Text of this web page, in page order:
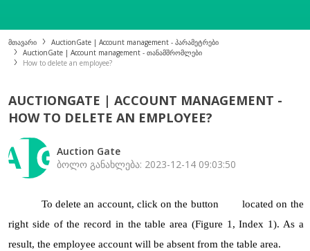
მთავარი
AuctionGate | Account management - პარამეტრები
AuctionGate | Account management - თანამშრომლები
How to delete an employee?
AUCTIONGATE | ACCOUNT MANAGEMENT -
HOW TO DELETE AN EMPLOYEE?
Auction Gate
ბოლო განახლება: 2023-12-14 09:03:50
To delete an account, click on the button
located on the
right side of the record in the table area (Figure 1, Index 1). As a
result, the employee account will be absent from the table area.